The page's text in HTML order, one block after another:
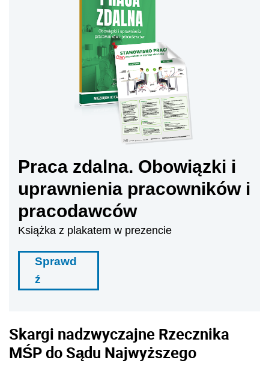
Praca zdalna. Obowiązki i
uprawnienia pracowników i
pracodawców
Książka z plakatem w prezencie
Sprawd
ź
Skargi nadzwyczajne Rzecznika
MŚP do Sądu Najwyższego